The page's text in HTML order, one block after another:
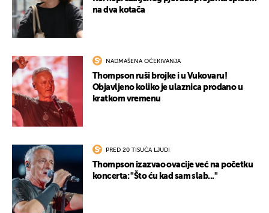
na dva kotača
NADMAŠENA OČEKIVANJA
Thompson ruši brojke i u Vukovaru!
Objavljeno koliko je ulaznica prodano u
kratkom vremenu
PRED 20 TISUĆA LJUDI
Thompson izazvao ovacije već na početku
koncerta: "Što ću kad sam slab..."